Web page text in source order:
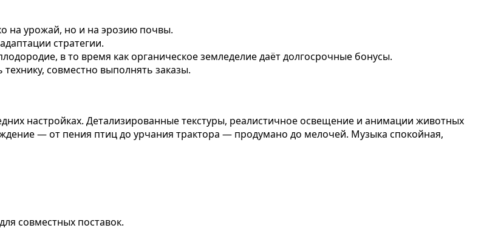
на урожай, но и на эрозию почвы.
стратегии.
в то время как органическое земледелие даёт долгосрочные бонусы.
совместно выполнять заказы.
настройках. Детализированные текстуры, реалистичное освещение и анимации животных
— от пения птиц до урчания трактора — продумано до мелочей. Музыка спокойная,
совместных поставок.